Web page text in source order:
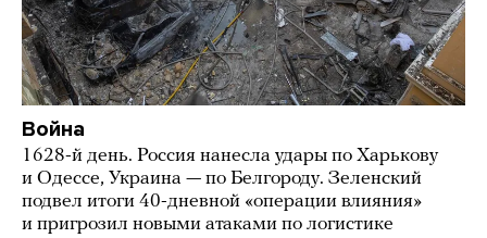
Война
1628-й день. Россия нанесла удары по Харькову
и Одессе, Украина — по Белгороду. Зеленский
подвел итоги 40-дневной «операции влияния»
и пригрозил новыми атаками по логистике